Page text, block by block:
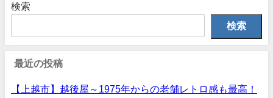
検索
検索
最近の投稿
【上越市】越後屋～1975年からの老舗レトロ感も最高！